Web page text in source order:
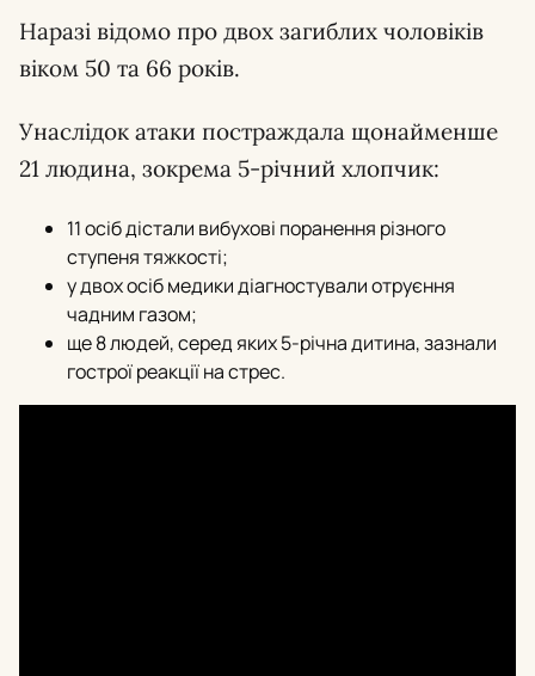
Наразі відомо про двох загиблих чоловіків
віком 50 та 66 років.
Унаслідок атаки постраждала щонайменше
21 людина, зокрема 5-річний хлопчик:
11 осіб дістали вибухові поранення різного
ступеня тяжкості;
у двох осіб медики діагностували отруєння
чадним газом;
ще 8 людей, серед яких 5-річна дитина, зазнали
гострої реакції на стрес.